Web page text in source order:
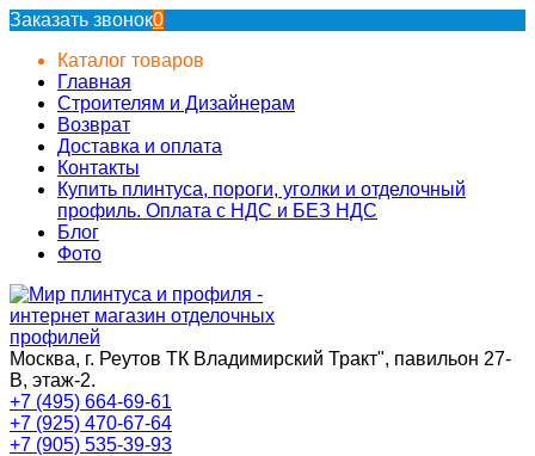
Заказать звонок0
Каталог товаров
Главная
Строителям и Дизайнерам
Возврат
Доставка и оплата
Контакты
Купить плинтуса, пороги, уголки и отделочный
профиль. Оплата с НДС и БЕЗ НДС
Блог
Фото
Москва, г. Реутов ТК Владимирский Тракт", павильон 27-
В, этаж-2.
+7 (495) 664-69-61
+7 (925) 470-67-64
+7 (905) 535-39-93